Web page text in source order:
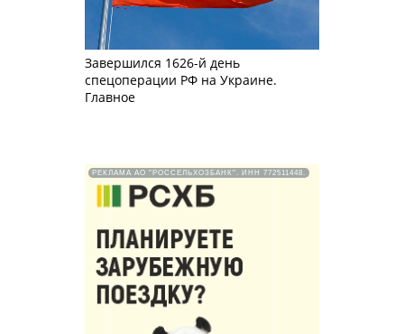
Завершился 1626-й день
спецоперации РФ на Украине.
Главное
РЕКЛАМА АО "РОССЕЛЬХОЗБАНК". ИНН 772511448.